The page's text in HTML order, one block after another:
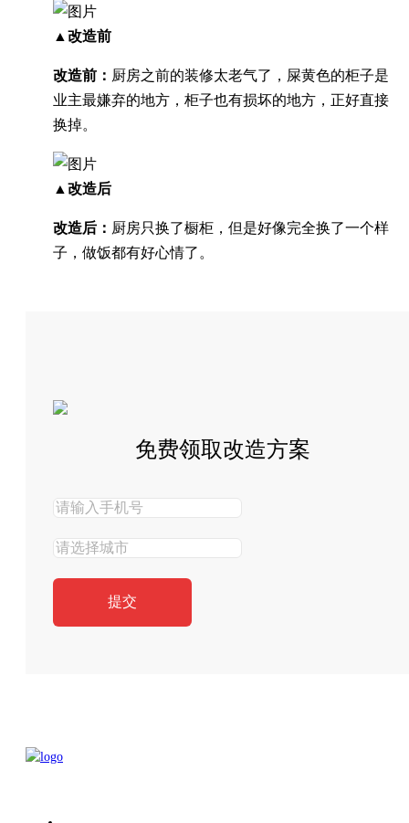
▲改造前
改造前： 厨房之前的装修太老气了，屎黄色的柜子是
业主最嫌弃的地方，柜子也有损坏的地方，正好直接
换掉。
▲改造后
改造后： 厨房只换了橱柜，但是好像完全换了一个样
子，做饭都有好心情了。
免费领取改造方案
提交